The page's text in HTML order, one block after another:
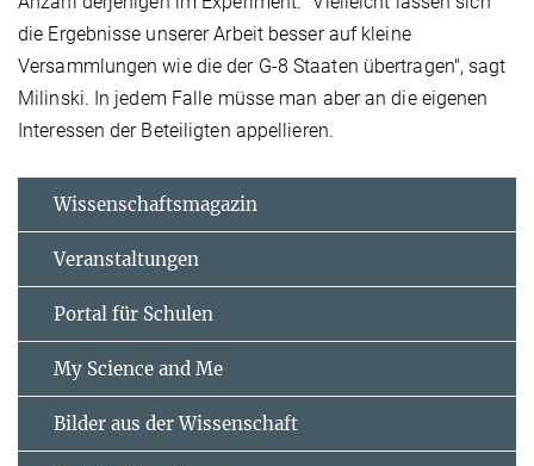
die Ergebnisse unserer Arbeit besser auf kleine
Versammlungen wie die der G-8 Staaten übertragen", sagt
Milinski. In jedem Falle müsse man aber an die eigenen
Interessen der Beteiligten appellieren.
Wissenschaftsmagazin
Veranstaltungen
Portal für Schulen
My Science and Me
Bilder aus der Wissenschaft